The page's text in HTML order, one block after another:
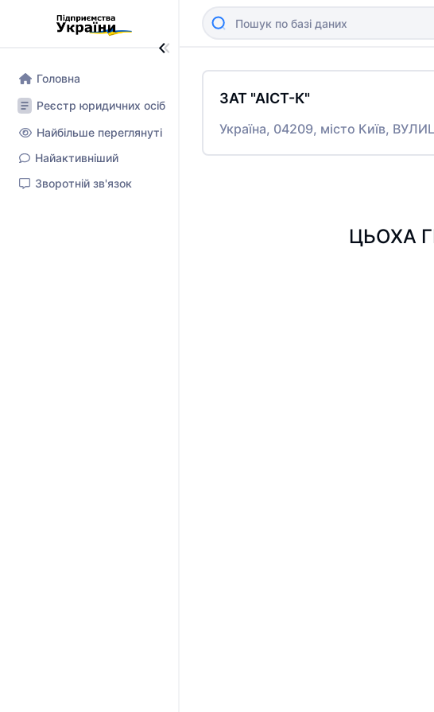
Головна
Реєстр юридичних осіб
Найбільше переглянуті
Найактивніший
Зворотній зв'язок
ЗАТ "АІСТ-К"
Україна, 04209, місто Київ,
ЦЬОХА